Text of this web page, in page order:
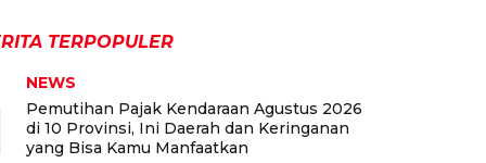
TERPOPULER
NEWS
Pemutihan Pajak Kendaraan Agustus 2026
di 10 Provinsi, Ini Daerah dan Keringanan
yang Bisa Kamu Manfaatkan